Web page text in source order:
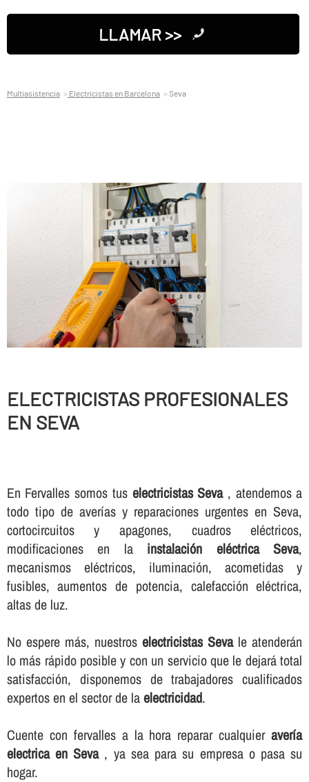
LLAMAR >>
Multiasistencia Electricistas en Barcelona Seva
ELECTRICISTAS PROFESIONALES
EN SEVA
En Fervalles somos tus electricistas Seva, atendemos a
todo tipo de averí­as y reparaciones urgentes en Seva,
cortocircuitos y apagones, cuadros eléctricos,
modificaciones en la instalación eléctrica Seva,
mecanismos eléctricos, iluminación, acometidas y
fusibles, aumentos de potencia, calefacción eléctrica,
altas de luz.
No espere más, nuestroselectricistas Sevale atenderán
lo más rápido posible y con un servicio que le dejará total
satisfacción, disponemos de trabajadores cualificados
expertos en el sector de laelectricidad.
Cuente con fervalles a la hora reparar cualquieraverí­a
electrica en Seva, ya sea para su empresa o pasa su
hogar.